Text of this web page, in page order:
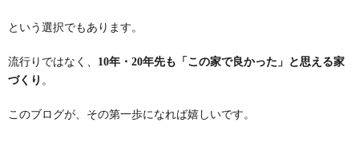
という選択でもあります。
流行りではなく、 10年・20年先も「この家で良かった」と思える家
づくり 。
このブログが、その第一歩になれば嬉しいです。